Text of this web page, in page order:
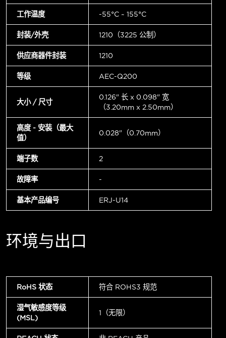
工作温度 -55°C ~ 155°C
封装/外壳 1210（3225 公制）
供应商器件封装 1210
等级 AEC-Q200
大小 / 尺寸
0.126" 长 x 0.098" 宽
（3.20mm x 2.50mm）
高度 - 安装（最大
值）
0.028"（0.70mm）
端子数 2
故障率 -
基本产品编号 ERJ-U14
环境与出口
RoHS 状态 符合 ROHS3 规范
湿气敏感度等级
(MSL)
1（无限）